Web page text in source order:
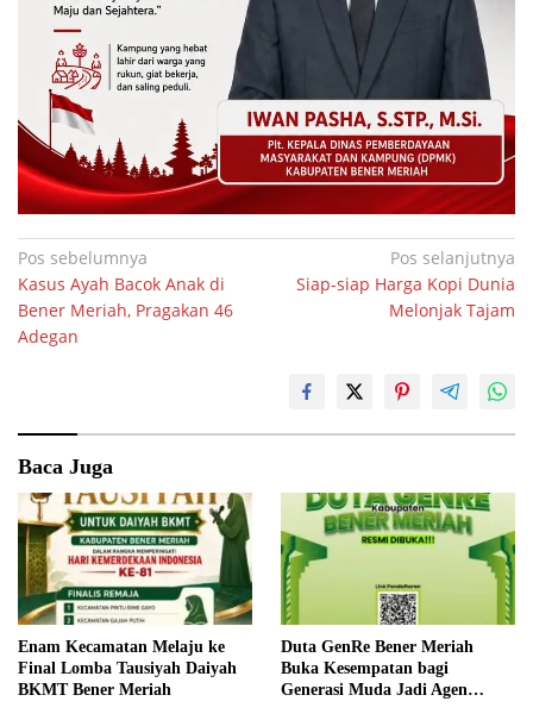
Navigasi
pos
Pos sebelumnya
Kasus Ayah Bacok Anak di
Bener Meriah, Pragakan 46
Adegan
Pos selanjutnya
Siap-siap Harga Kopi Dunia
Melonjak Tajam
Baca Juga
Enam Kecamatan Melaju ke
Final Lomba Tausiyah Daiyah
BKMT Bener Meriah
Duta GenRe Bener Meriah
Buka Kesempatan bagi
Generasi Muda Jadi Agen